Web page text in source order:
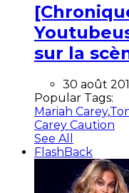
sur la
30 août
Popular Tags:
Mariah Carey,
Carey Caution
See All
FlashBack